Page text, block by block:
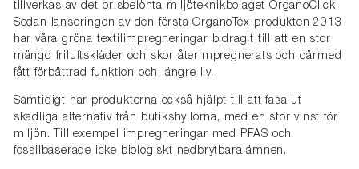
tillverkas av det prisbelönta miljöteknikbolaget OrganoClick.
Sedan lanseringen av den första OrganoTex-produkten 2013
har våra gröna textilimpregneringar bidragit till att en stor
mängd friluftskläder och skor återimpregnerats och därmed
fått förbättrad funktion och längre liv.
Samtidigt har produkterna också hjälpt till att fasa ut
skadliga alternativ från butikshyllorna, med en stor vinst för
miljön. Till exempel impregneringar med PFAS och
fossilbaserade icke biologiskt nedbrytbara ämnen.